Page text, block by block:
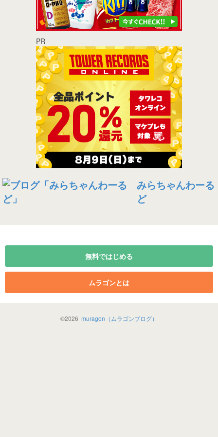
PR
みらちゃんわーる
ど
無料ではじめる
ムラゴンとは
©2026 muragon（ムラゴンブログ）